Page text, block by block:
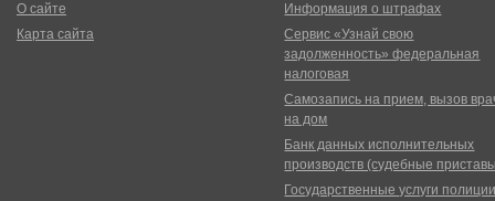
О сайте
Карта сайта
Информация о штрафах
Сервис «Узнай свою
задолженность» федеральная
налоговая
Самозапись на прием, вызов
на дом
Банк данных исполнительных
производств (судебные
Государственные услуги